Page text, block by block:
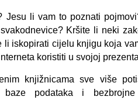
Jesu li vam to poznati
Kršite li neki
li iskopirati cijelu knjigu koja
koristiti u svojoj
knjižnicama sve više
podataka i